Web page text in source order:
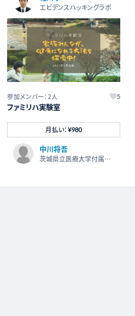
エビデンスハッキングラボ
参加メンバー：2人 5
ファミリハ実験室
月払い： ¥980
中川将吾
茨城県立医療大学付属病